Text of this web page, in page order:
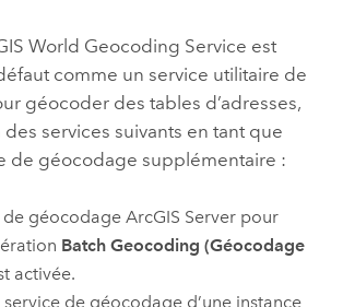
World Geocoding Service est
comme un service utilitaire de
géocoder des tables d’adresses,
des services suivants en tant que
de géocodage supplémentaire :
de géocodageArcGIS Server pour
Batch Geocoding (Géocodage
activée.
service de géocodage d’une instance